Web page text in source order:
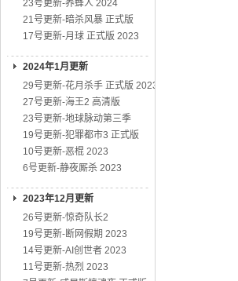
23号更新-养蜂人 2024
21号更新-暗杀风暴 正式版
17号更新-月球 正式版 2023
2024年1月更新
29号更新-花月杀手 正式版 2023
27号更新-海王2 高清版
23号更新-地球脉动第三季
19号更新-犯罪都市3 正式版
10号更新-恶棍 2023
6号更新-静夜厮杀 2023
2023年12月更新
26号更新-惊奇队长2
19号更新-断网假期 2023
14号更新-AI创世者 2023
11号更新-热烈 2023